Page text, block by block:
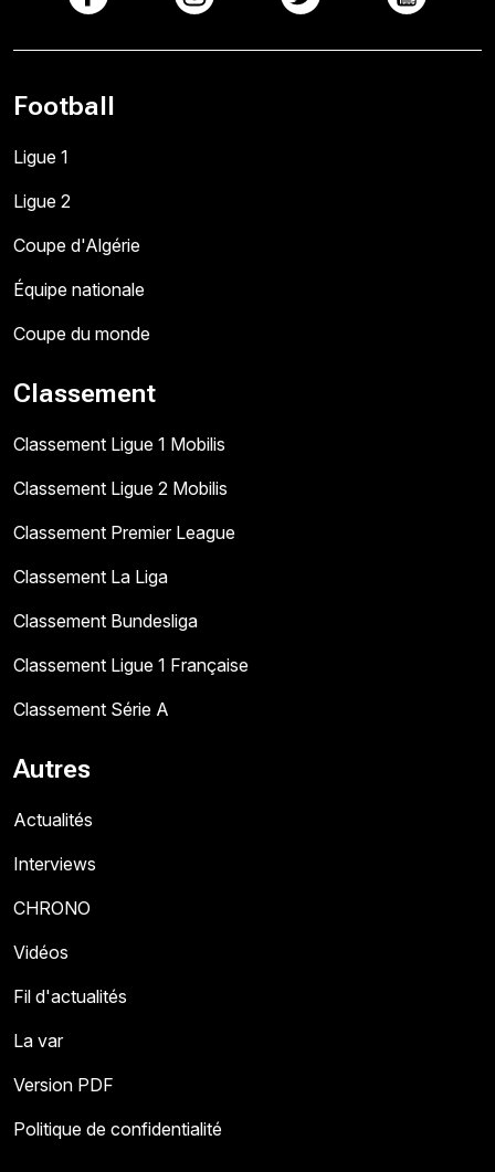
Football
Ligue 1
Ligue 2
Coupe d'Algérie
Équipe nationale
Coupe du monde
Classement
Classement Ligue 1 Mobilis
Classement Ligue 2 Mobilis
Classement Premier League
Classement La Liga
Classement Bundesliga
Classement Ligue 1 Française
Classement Série A
Autres
Actualités
Interviews
CHRONO
Vidéos
Fil d'actualités
La var
Version PDF
Politique de confidentialité